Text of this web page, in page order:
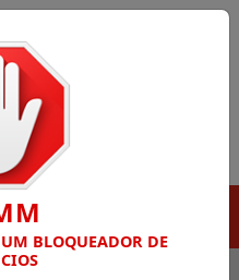
COM ATUAÇÃO VOLTADA
UM BLOQUEADOR DE